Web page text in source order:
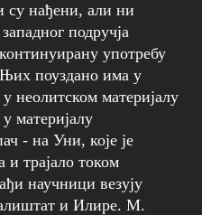
су нађени, али ни
подручја
употребу
поуздано има у
материјалу
материјалу
- на Уни, које је
и трајало током
научници везују
и Илире. М.